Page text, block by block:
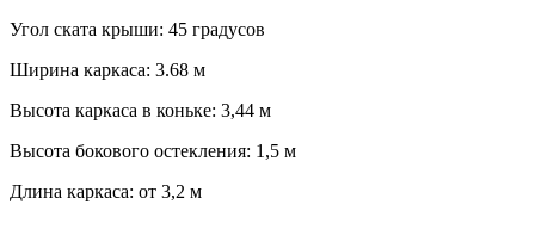
Угол ската крыши: 45 градусов
Ширина каркаса: 3.68 м
Высота каркаса в коньке: 3,44 м
Высота бокового остекления: 1,5 м
Длина каркаса: от 3,2 м